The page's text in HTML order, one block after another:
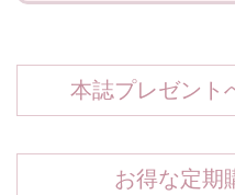
本誌プレゼント
お得な定期